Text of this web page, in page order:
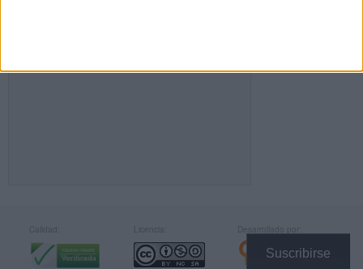
Suscribirse